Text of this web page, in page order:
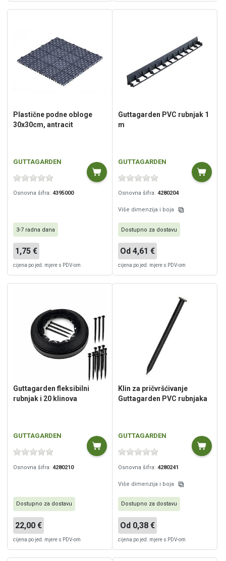
Plastične podne obloge
30x30cm, antracit
GUTTAGARDEN
Osnovna šifra: 4395000
3-7 radna dana
1,75 €
cijena po jed. mjere s PDV-om
Guttagarden PVC rubnjak 1
m
GUTTAGARDEN
Osnovna šifra: 4280204
Više dimenzija i boja
Dostupno za dostavu
Od 4,61 €
cijena po jed. mjere s PDV-om
Guttagarden fleksibilni
rubnjak i 20 klinova
GUTTAGARDEN
Osnovna šifra: 4280210
Dostupno za dostavu
22,00 €
cijena po jed. mjere s PDV-om
Klin za pričvršćivanje
Guttagarden PVC rubnjaka
GUTTAGARDEN
Osnovna šifra: 4280241
Više dimenzija i boja
Dostupno za dostavu
Od 0,38 €
cijena po jed. mjere s PDV-om